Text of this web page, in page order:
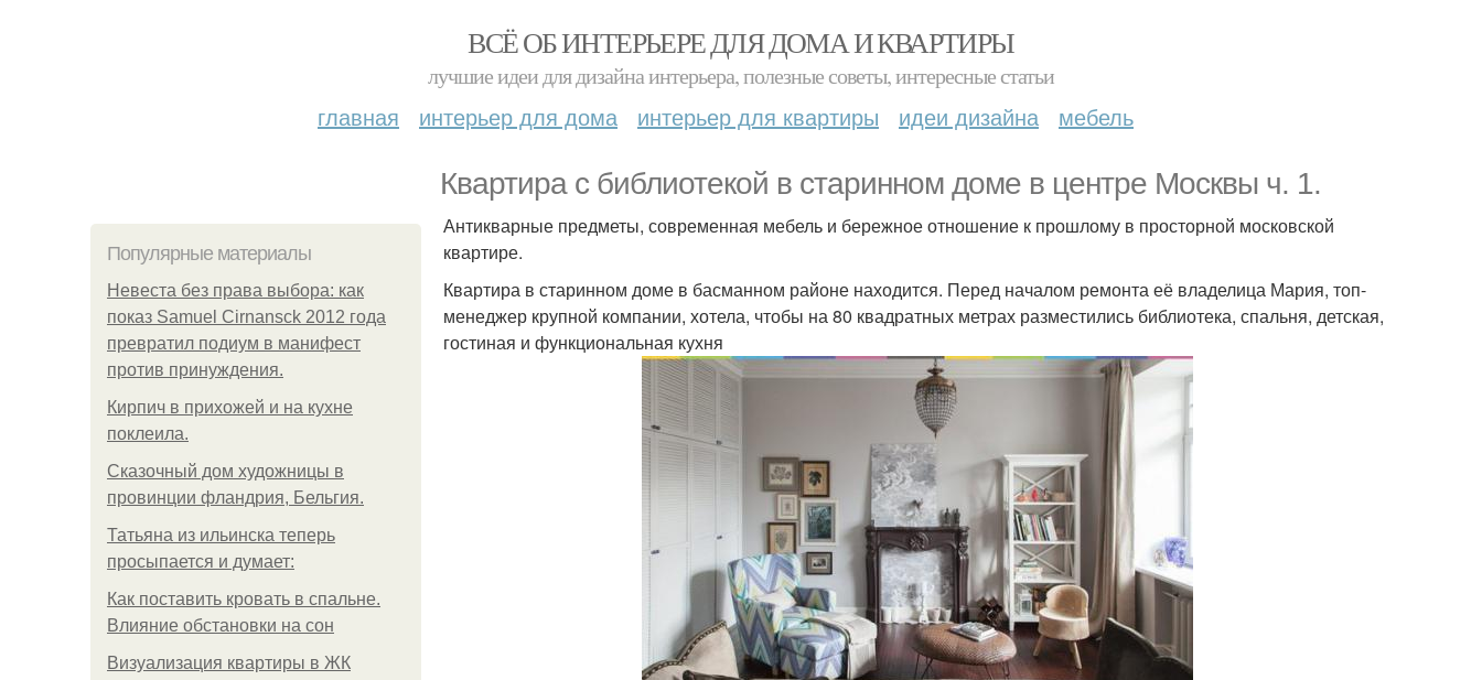
ВСЁ ОБ ИНТЕРЬЕРЕ ДЛЯ ДОМА И КВАРТИРЫ
лучшие идеи для дизайна интерьера, полезные советы, интересные статьи
главная интерьер для дома интерьер для квартиры идеи дизайна мебель
Квартира с библиотекой в старинном доме в центре Москвы ч. 1.
Популярные материалы
Невеста без права выбора: как
показ Samuel Cirnansck 2012 года
превратил подиум в манифест
против принуждения.
Кирпич в прихожей и на кухне
поклеила.
Сказочный дом художницы в
провинции фландрия, Бельгия.
Татьяна из ильинска теперь
просыпается и думает:
Как поставить кровать в спальне.
Влияние обстановки на сон
Визуализация квартиры в ЖК
Антикварные предметы, современная мебель и бережное отношение к прошлому в просторной московской
квартире.
Квартира в старинном доме в басманном районе находится. Перед началом ремонта её владелица Мария, топ-
менеджер крупной компании, хотела, чтобы на 80 квадратных метрах разместились библиотека, спальня, детская,
гостиная и функциональная кухня